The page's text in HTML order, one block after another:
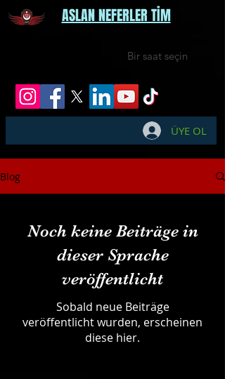
ASLAN NEFERLER TİM
Bir saat seçin
ÜYE OL
Blog
Noch keine Beiträge in
dieser Sprache
veröffentlicht
Sobald neue Beiträge
veröffentlicht wurden, erscheinen
diese hier.